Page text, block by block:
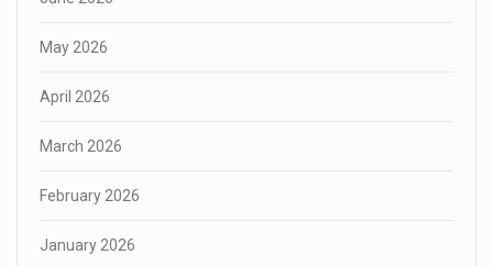
May 2026
April 2026
March 2026
February 2026
January 2026